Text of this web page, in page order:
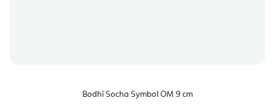
Bodhi Socha Symbol OM 9 cm